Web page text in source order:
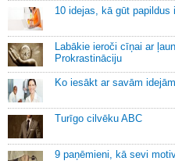
10 idejas, kā gūt papildus
Labākie ieroči cīņai ar
Prokrastināciju
Ko iesākt ar savām
Turīgo cilvēku ABC
9 paņēmieni, kā sevi